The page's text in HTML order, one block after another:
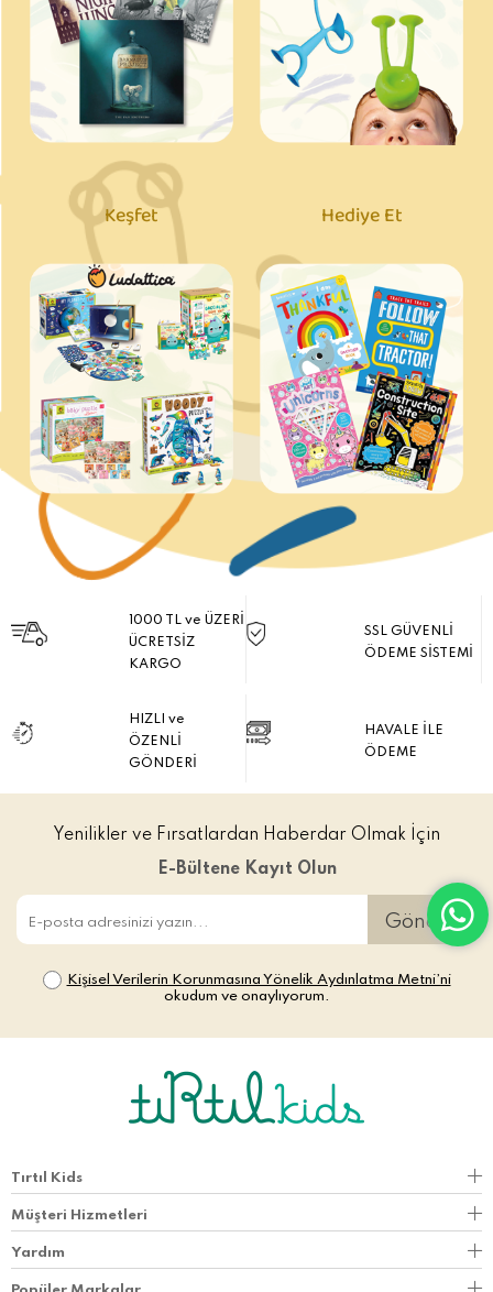
Keşfet Hediye Et
1000 TL ve ÜZERİ
ÜCRETSİZ
KARGO
SSL GÜVENLİ
ÖDEME SİSTEMİ
HIZLI ve
ÖZENLİ
GÖNDERİ
HAVALE İLE
ÖDEME
Yenilikler ve Fırsatlardan Haberdar Olmak İçin
E-Bültene Kayıt Olun
Gönder
Kişisel Verilerin Korunmasına Yönelik Aydınlatma Metni’ni
okudum ve onaylıyorum.
Tırtıl Kids
Müşteri Hizmetleri
Yardım